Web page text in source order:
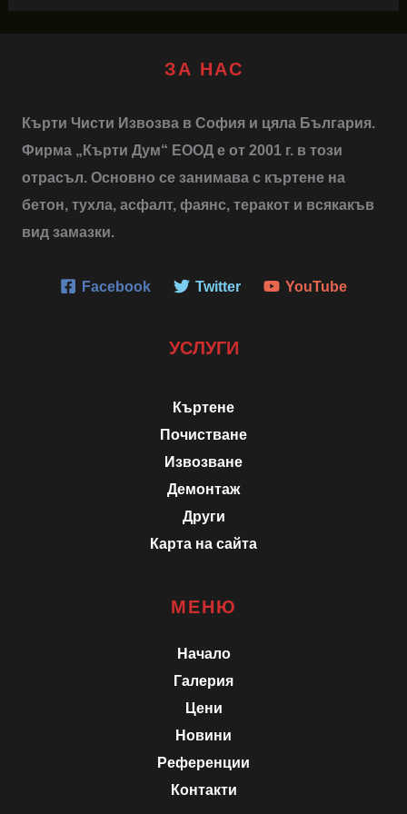
ЗА НАС
Кърти Чисти Извозва в София и цяла България.
Фирма „Кърти Дум“ ЕООД е от 2001 г. в този
отрасъл. Основно се занимава с къртене на
бетон, тухла, асфалт, фаянс, теракот и всякакъв
вид замазки.
Facebook Twitter YouTube
УСЛУГИ
Къртене
Почистване
Извозване
Демонтаж
Други
Карта на сайта
МЕНЮ
Начало
Галерия
Цени
Новини
Референции
Контакти